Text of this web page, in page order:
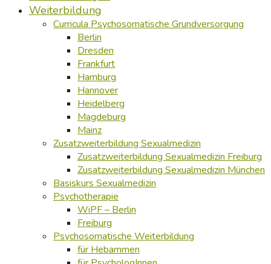
Weiterbildung
Curricula Psychosomatische Grundversorgung
Berlin
Dresden
Frankfurt
Hamburg
Hannover
Heidelberg
Magdeburg
Mainz
Zusatzweiterbildung Sexualmedizin
Zusatzweiterbildung Sexualmedizin Freiburg
Zusatzweiterbildung Sexualmedizin München
Basiskurs Sexualmedizin
Psychotherapie
WiPF – Berlin
Freiburg
Psychosomatische Weiterbildung
für Hebammen